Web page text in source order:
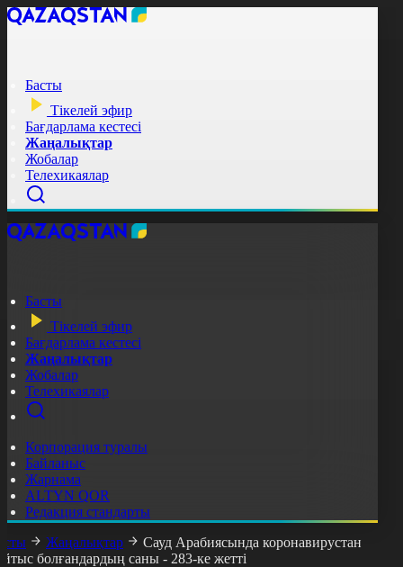
Басты
Тікелей эфир
Бағдарлама кестесі
Жаңалықтар
Жобалар
Телехикаялар
Басты
Тікелей эфир
Бағдарлама кестесі
Жаңалықтар
Жобалар
Телехикаялар
Корпорация туралы
Байланыс
Жарнама
ALTYN QOR
Редакция стандарты
Жаңалықтар
Сауд Арабиясында коронавирустан
болғандардың саны - 283-ке жетті